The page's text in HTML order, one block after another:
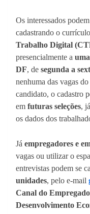
Os interessados
cadastrando o
Trabalho Digital
presencialmente a
DF, de segunda a
nenhuma das vagas
candidato, o cadastro
em futuras seleções,
os dados dos
Já empregadores e
vagas ou utilizar o
entrevistas podem se
unidades, pelo e-mail
Canal do
Desenvolvimento